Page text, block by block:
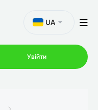
UA
Увійти